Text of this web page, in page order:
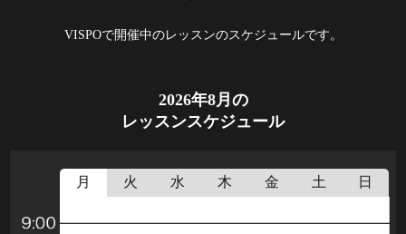
VISPOで開催中のレッスンのスケジュールです。
2026年8月の
レッスンスケジュール
月 火 水 木 金 土 日